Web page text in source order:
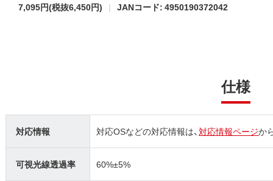
7,095円(税抜6,450円) JANコード: 4950190372042
仕様
対応情報 対応OSなどの対応情報は、対応情報ページか
可視光線透過率 60%±5%